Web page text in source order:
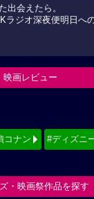
出会えたら。
ラジオ深夜便明日へ
映画レビュー
コナン #ディズニ
・映画祭作品を探す